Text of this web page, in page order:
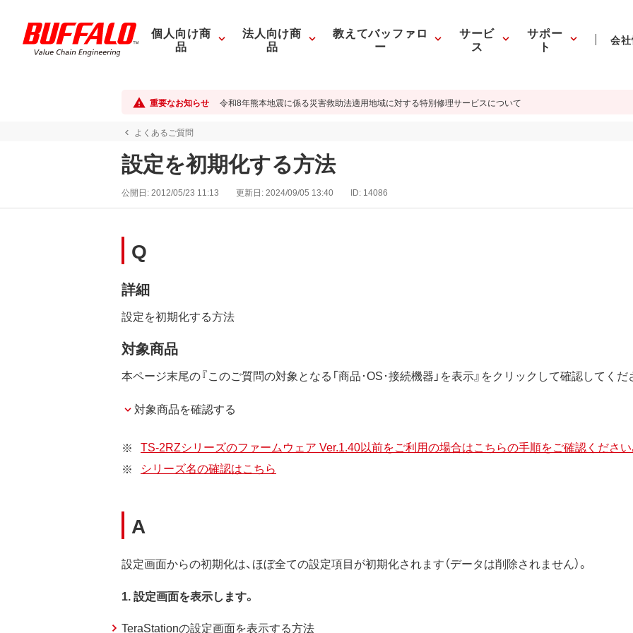
個人向け商
品
法人向け商
品
教えてバッファロ
ー
サービ
ス
サポー
ト 会
重要なお知らせ 令和8年熊本地震に係る災害救助法適用地域に対する特別修理サービスについて
よくあるご質問
設定を初期化する方法
公開日:2012/05/23 11:13 更新日:2024/09/05 13:40 ID: 14086
Q
詳細
設定を初期化する方法
対象商品
本ページ末尾の『このご質問の対象となる「商品･OS･接続機器」を表示』をクリックして確認してくだ
対象商品を確認する
TS-2RZシリーズのファームウェア Ver.1.40以前をご利用の場合はこちらの手順をご確認ください
シリーズ名の確認はこちら
A
設定画面からの初期化は、ほぼ全ての設定項目が初期化されます（データは削除されません）。
1. 設定画面を表示します。
TeraStationの設定画面を表示する方法